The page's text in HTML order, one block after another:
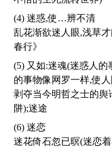
(4) 迷惑,使…辨不清
乱花渐欲迷人眼,浅草
春行》
(5) 又如:迷魂(迷惑人的事理,使人身不由己);迷网(指迷惑人
的事物像网罗一样,使
剥夺当今明哲之士的舆
阱);迷途
(6) 迷恋
迷花倚石忽已暝(迷恋